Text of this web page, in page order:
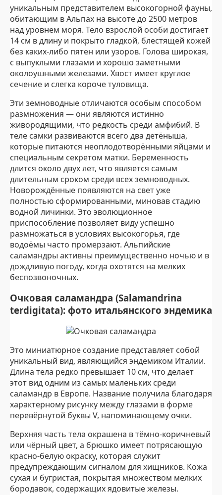
уникальным представителем высокогорной фауны,
обитающим в Альпах на высоте до 2500 метров
над уровнем моря. Тело взрослой особи достигает
14 см в длину и покрыто гладкой, блестящей кожей
без каких-либо пятен или узоров. Голова широкая,
с выпуклыми глазами и хорошо заметными
околоушными железами. Хвост имеет круглое
сечение и слегка короче туловища.
Эти земноводные отличаются особым способом
размножения — они являются истинно
живородящими, что редкость среди амфибий. В
теле самки развиваются всего два детёныша,
которые питаются неоплодотворёнными яйцами и
специальным секретом матки. Беременность
длится около двух лет, что является самым
длительным сроком среди всех земноводных.
Новорождённые появляются на свет уже
полностью сформированными, миновав стадию
водной личинки. Это эволюционное
приспособление позволяет виду успешно
размножаться в условиях высокогорья, где
водоёмы часто промерзают. Альпийские
саламандры активны преимущественно ночью и в
дождливую погоду, когда охотятся на мелких
беспозвоночных.
Очковая саламандра (Salamandrina
terdigitata): фото итальянского эндемика
Это миниатюрное создание представляет собой
уникальный вид, являющийся эндемиком Италии.
Длина тела редко превышает 10 см, что делает
этот вид одним из самых маленьких среди
саламандр в Европе. Название получила благодаря
характерному рисунку между глазами в форме
перевёрнутой буквы V, напоминающему очки.
Верхняя часть тела окрашена в тёмно-коричневый
или чёрный цвет, а брюшко имеет потрясающую
красно-белую окраску, которая служит
предупреждающим сигналом для хищников. Кожа
сухая и бугристая, покрытая множеством мелких
бородавок, содержащих ядовитые железы.